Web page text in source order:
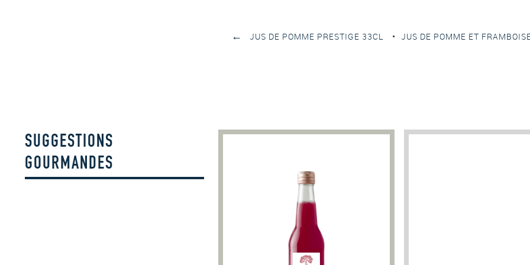
JUS DE POMME ET
← JUS DE POMME PRESTIGE 33CL
SUGGESTIONS
GOURMANDES